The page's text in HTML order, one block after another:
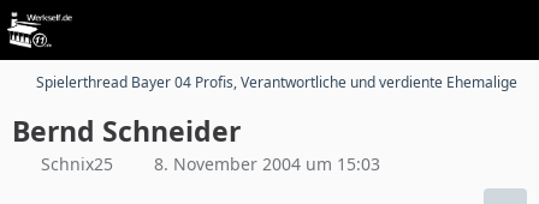
Spielerthread Bayer 04 Profis, Verantwortliche und verdiente Ehemalige
Bernd Schneider
Schnix25 8. November 2004 um 15:03